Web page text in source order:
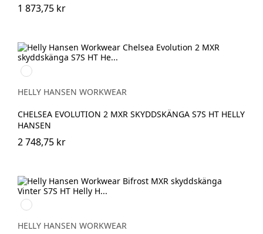
1 873,75 kr
992
BLACK/ORANGE
HELLY HANSEN WORKWEAR
CHELSEA EVOLUTION 2 MXR SKYDDSKÄNGA S7S HT HELLY
HANSEN
2 748,75 kr
990
BLACK
HELLY HANSEN WORKWEAR